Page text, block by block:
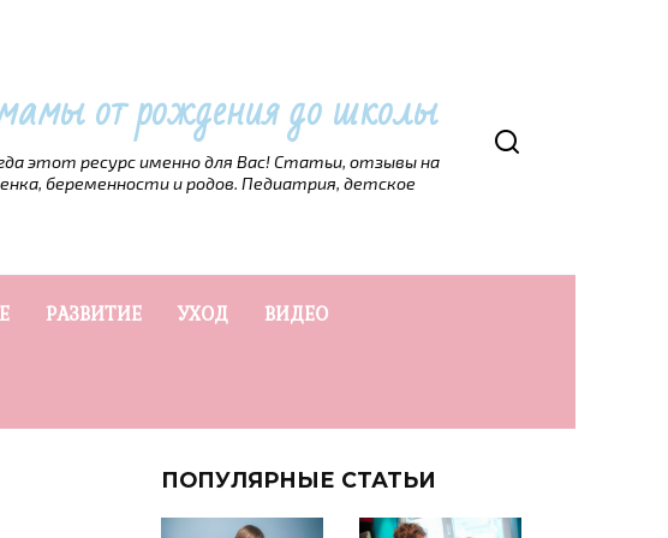
от рождения до школы
этот ресурс именно для Вас! Статьи, отзывы на
беременности и родов. Педиатрия, детское
РАЗВИТИЕ УХОД ВИДЕО
ПОПУЛЯРНЫЕ СТАТЬИ